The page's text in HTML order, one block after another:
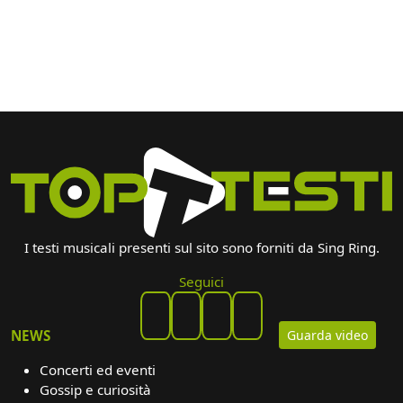
Guarda video
I testi musicali presenti sul sito sono forniti da Sing Ring.
Seguici
NEWS
Concerti ed eventi
Gossip e curiosità